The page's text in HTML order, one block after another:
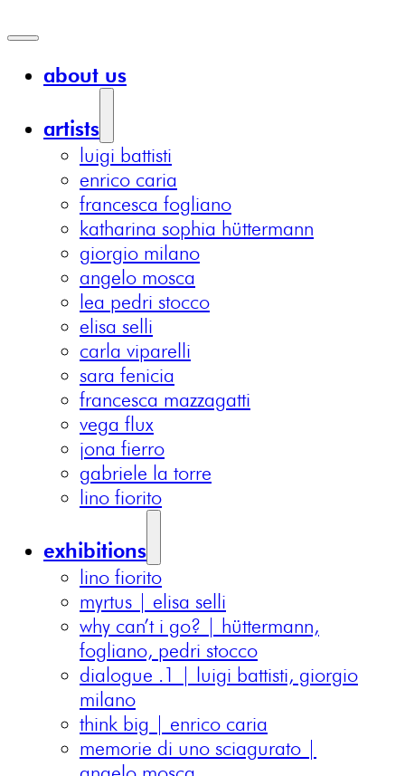
about us
artists
luigi battisti
enrico caria
francesca fogliano
katharina sophia hüttermann
giorgio milano
angelo mosca
lea pedri stocco
elisa selli
carla viparelli
sara fenicia
francesca mazzagatti
vega flux
jona fierro
gabriele la torre
lino fiorito
exhibitions
lino fiorito
myrtus | elisa selli
why can’t i go? | hüttermann,
fogliano, pedri stocco
dialogue .1 | luigi battisti, giorgio
milano
think big | enrico caria
memorie di uno sciagurato |